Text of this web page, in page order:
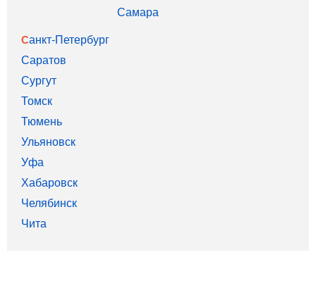
Самара
Санкт-Петербург
Саратов
Сургут
Томск
Тюмень
Ульяновск
Уфа
Хабаровск
Челябинск
Чита